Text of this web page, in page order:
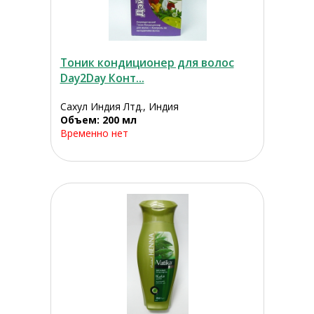
Тоник кондиционер для волос
Day2Day Конт...
Сахул Индия Лтд., Индия
Объем: 200 мл
Временно нет